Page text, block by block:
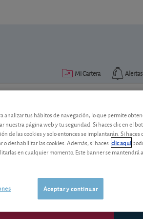
Alertas
Mi Cartera
Bank: ampliación
el fin de reforzar la solvencia de
analizar tus hábitos de navegación, lo que permite
nuestra página web y tu seguridad. Si haces clic en el
de las cookies y solo entonces se implantarán. Si haces
deshabilitar las cookies. Además, si haces clic aquí
en cualquier momento. Este banner se mantendrá
Aceptar y continuar